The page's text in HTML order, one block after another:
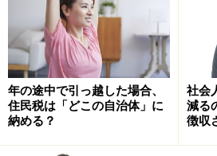
たく税金はかかりません。年収
万円を差し引いた残りの「266万
得」と呼んでいます。
でも、この必要経費、まだ先の話
が検討されています。そうすると
増えてしまう＝増税ということに
年の途中で引っ越した場合、
住民税は「どこの自治体」に
納める？
社会
減る
徴収